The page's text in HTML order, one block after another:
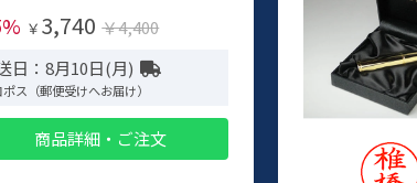
￥ 3,740 ￥4,400
日：8月10日(月)
ポス（郵便受けへお届け）
商品詳細・ご注文